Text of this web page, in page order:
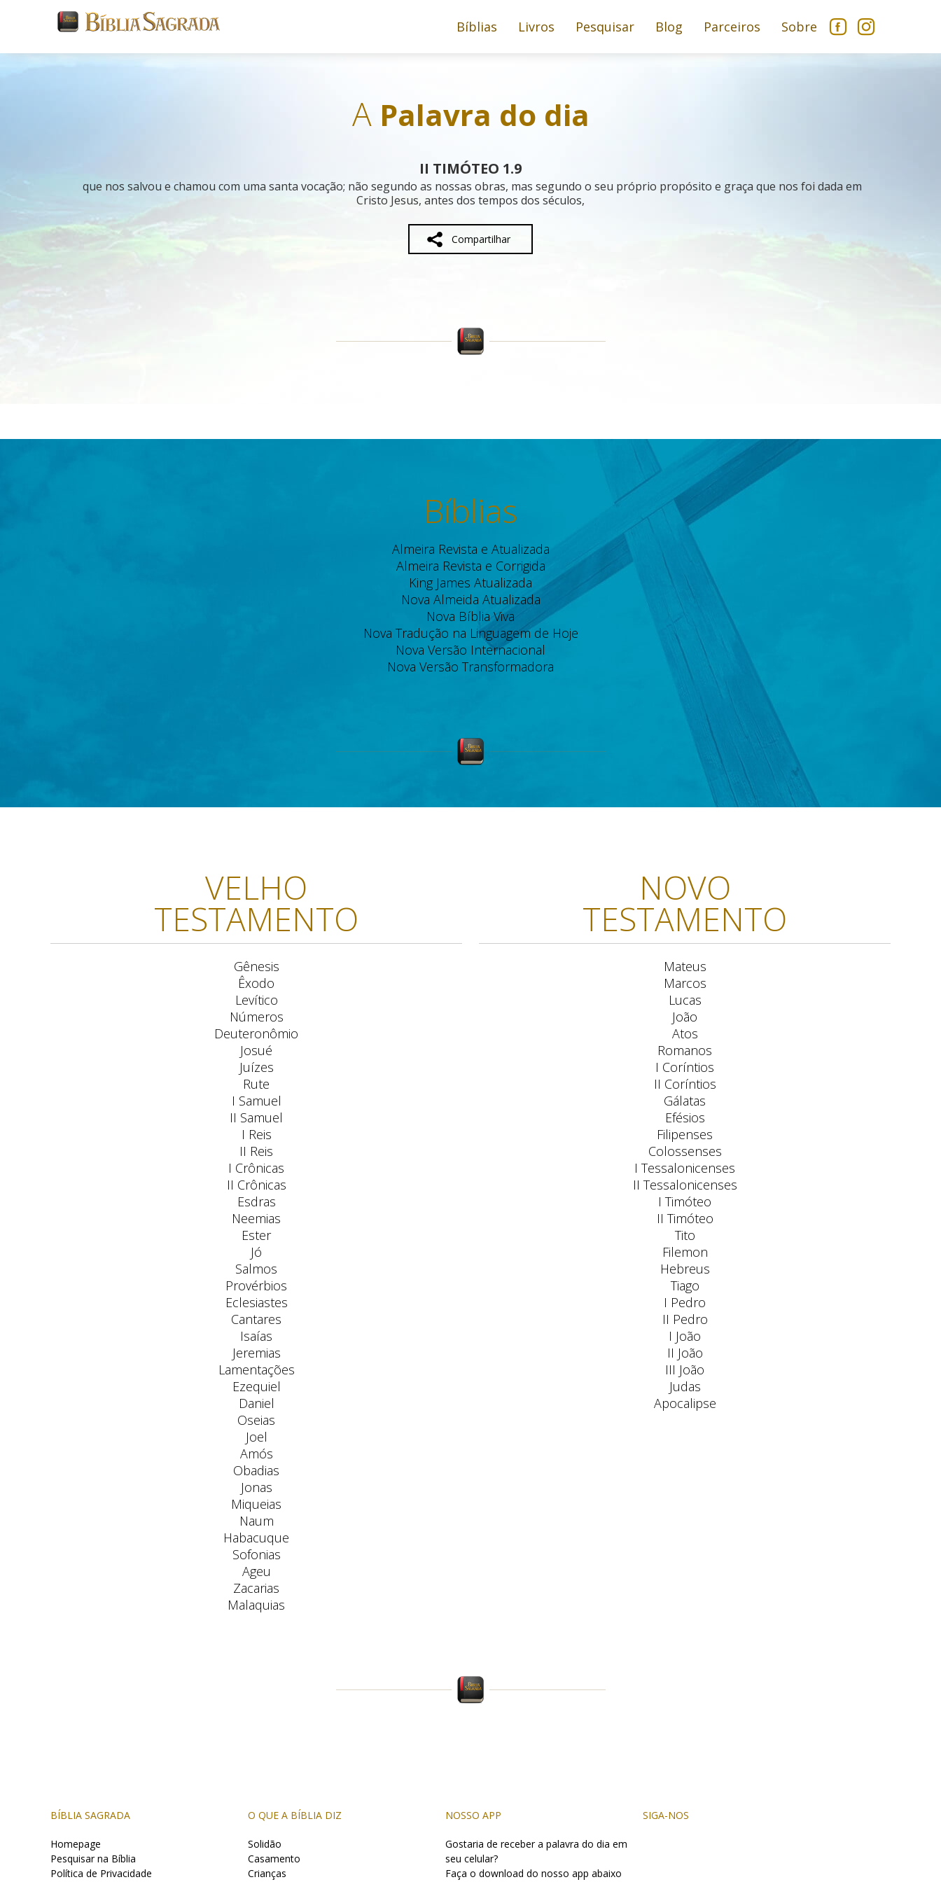
Bíblias Livros Pesquisar Blog Parceiros Sobre
APalavra do dia
II TIMÓTEO 1.9
que nos salvou e chamou com uma santa vocação; não segundo as nossas obras, mas segundo o seu próprio propósito e graça que nos foi dada em
Cristo Jesus, antes dos tempos dos séculos,
Compartilhar
Bíblias
Almeira Revista e Atualizada
Almeira Revista e Corrigida
King James Atualizada
Nova Almeida Atualizada
Nova Bíblia Viva
Nova Tradução na Linguagem de Hoje
Nova Versão Internacional
Nova Versão Transformadora
VELHO
TESTAMENTO
Gênesis
Êxodo
Levítico
Números
Deuteronômio
Josué
Juízes
Rute
I Samuel
II Samuel
I Reis
II Reis
I Crônicas
II Crônicas
Esdras
Neemias
Ester
Jó
Salmos
Provérbios
Eclesiastes
Cantares
Isaías
Jeremias
Lamentações
Ezequiel
Daniel
Oseias
Joel
Amós
Obadias
Jonas
Miqueias
Naum
Habacuque
Sofonias
Ageu
Zacarias
Malaquias
NOVO
TESTAMENTO
Mateus
Marcos
Lucas
João
Atos
Romanos
I Coríntios
II Coríntios
Gálatas
Efésios
Filipenses
Colossenses
I Tessalonicenses
II Tessalonicenses
I Timóteo
II Timóteo
Tito
Filemon
Hebreus
Tiago
I Pedro
II Pedro
I João
II João
III João
Judas
Apocalipse
BÍBLIA SAGRADA
Homepage
Pesquisar na Bíblia
Política de Privacidade
O QUE A BÍBLIA DIZ
Solidão
Casamento
Crianças
NOSSO APP
Gostaria de receber a palavra do dia em
seu celular?
Faça o download do nosso app abaixo
SIGA-NOS